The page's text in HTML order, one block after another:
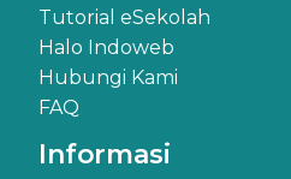
Tutorial eSekolah
Halo Indoweb
Hubungi Kami
FAQ
Informasi